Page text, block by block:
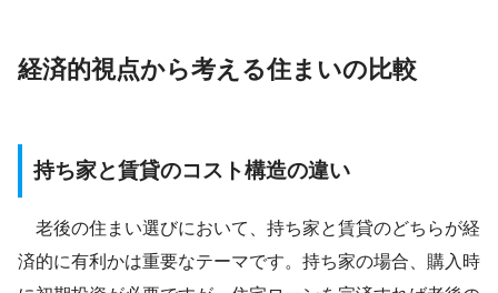
経済的視点から考える住まいの比較
持ち家と賃貸のコスト構造の違い
老後の住まい選びにおいて、持ち家と賃貸のどちらが経
済的に有利かは重要なテーマです。持ち家の場合、購入時